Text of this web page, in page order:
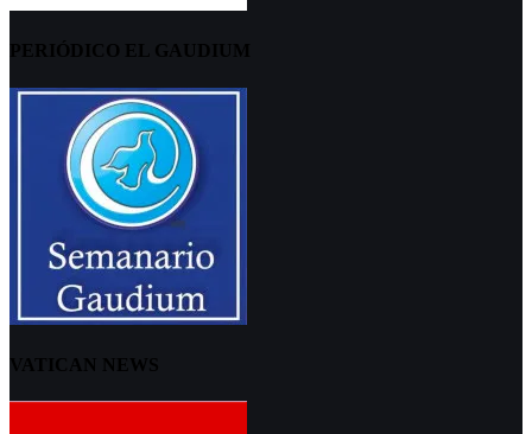
PERIÓDICO EL GAUDIUM
VATICAN NEWS